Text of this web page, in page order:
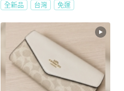
全新品 台灣 免運